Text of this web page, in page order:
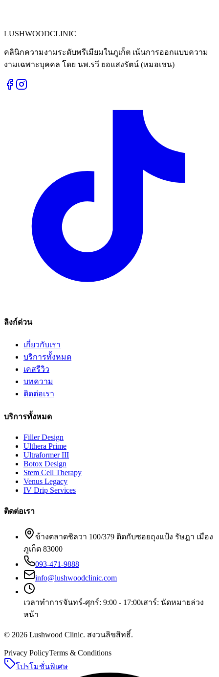
LUSHWOODCLINIC
คลินิกความงามระดับพรีเมียมในภูเก็ต เน้นการออกแบบความ
งามเฉพาะบุคคล โดย นพ.รวี ยอแสงรัตน์ (หมอเชน)
ลิงก์ด่วน
เกี่ยวกับเรา
บริการทั้งหมด
เคสรีวิว
บทความ
ติดต่อเรา
บริการทั้งหมด
Filler Design
Ulthera Prime
Ultraformer III
Botox Design
Stem Cell Therapy
Venus Legacy
IV Drip Services
ติดต่อเรา
ข้างตลาดชิลวา 100/379 ติดกับซอยถุงแป้ง รัษฎา เมือง
ภูเก็ต 83000
093-471-9888
info@lushwoodclinic.com
เวลาทำการจันทร์-ศุกร์: 9:00 - 17:00เสาร์: นัดหมายล่วง
หน้า
© 2026 Lushwood Clinic. สงวนลิขสิทธิ์.
Privacy PolicyTerms & Conditions
โปรโมชั่นพิเศษ